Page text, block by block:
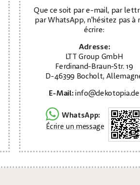
Que ce soit par e-mail, par
par WhatsApp, n'hésitez pas à
écrire:
Adresse:
LTT Group GmbH
Ferdinand-Braun-Str. 19
D-46399 Bocholt,
E-Mail: info@dekotopia.de
WhatsApp:
Écrire un message